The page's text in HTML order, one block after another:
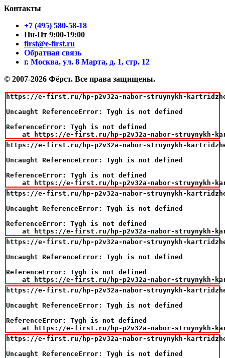
Контакты
+7 (495) 580-58-18
Пн-Пт 9:00-19:00
first@e-first.ru
Обратная связь
г. Москва, ул. 8 Марта, д. 1, стр. 12
© 2007-2026 Фёрст. Все права защищены.
https://e-first.ru/hp-p2v32a-nabor-struynykh-
Uncaught ReferenceError: Tygh is not defined
ReferenceError: Tygh is not defined
at https://e-first.ru/hp-p2v32a-nabor-struynykh-
https://e-first.ru/hp-p2v32a-nabor-struynykh-
Uncaught ReferenceError: Tygh is not defined
ReferenceError: Tygh is not defined
at https://e-first.ru/hp-p2v32a-nabor-struynykh-
https://e-first.ru/hp-p2v32a-nabor-struynykh-
Uncaught ReferenceError: Tygh is not defined
ReferenceError: Tygh is not defined
at https://e-first.ru/hp-p2v32a-nabor-struynykh-
https://e-first.ru/hp-p2v32a-nabor-struynykh-
Uncaught ReferenceError: Tygh is not defined
ReferenceError: Tygh is not defined
at https://e-first.ru/hp-p2v32a-nabor-struynykh-
https://e-first.ru/hp-p2v32a-nabor-struynykh-
Uncaught ReferenceError: Tygh is not defined
ReferenceError: Tygh is not defined
at https://e-first.ru/hp-p2v32a-nabor-struynykh-
https://e-first.ru/hp-p2v32a-nabor-struynykh-
Uncaught ReferenceError: Tygh is not defined